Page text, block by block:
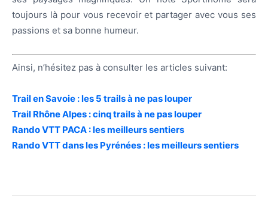
toujours là pour vous recevoir et partager avec vous ses
passions et sa bonne humeur.
Ainsi, n’hésitez pas à consulter les articles suivant:
Trail en Savoie : les 5 trails à ne pas louper
Trail Rhône Alpes : cinq trails à ne pas louper
Rando VTT PACA : les meilleurs sentiers
Rando VTT dans les Pyrénées : les meilleurs sentiers